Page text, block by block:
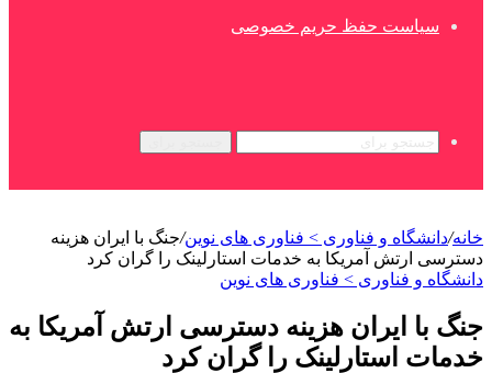
سیاست حفظ حریم خصوصی
خانه/دانشگاه و فناوری > فناوری های نوین/جنگ با ایران هزینه
دسترسی ارتش آمریکا به خدمات استارلینک را گران کرد
دانشگاه و فناوری > فناوری های نوین
جنگ با ایران هزینه دسترسی ارتش آمریکا به
خدمات استارلینک را گران کرد